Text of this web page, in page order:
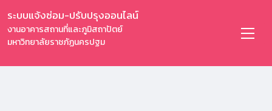
ระบบแจ้งซ่อม-ปรับปรุงออนไลน์
งานอาคารสถานที่และภูมิสถาปัตย์
มหาวิทยาลัยราชภัฏนครปฐม